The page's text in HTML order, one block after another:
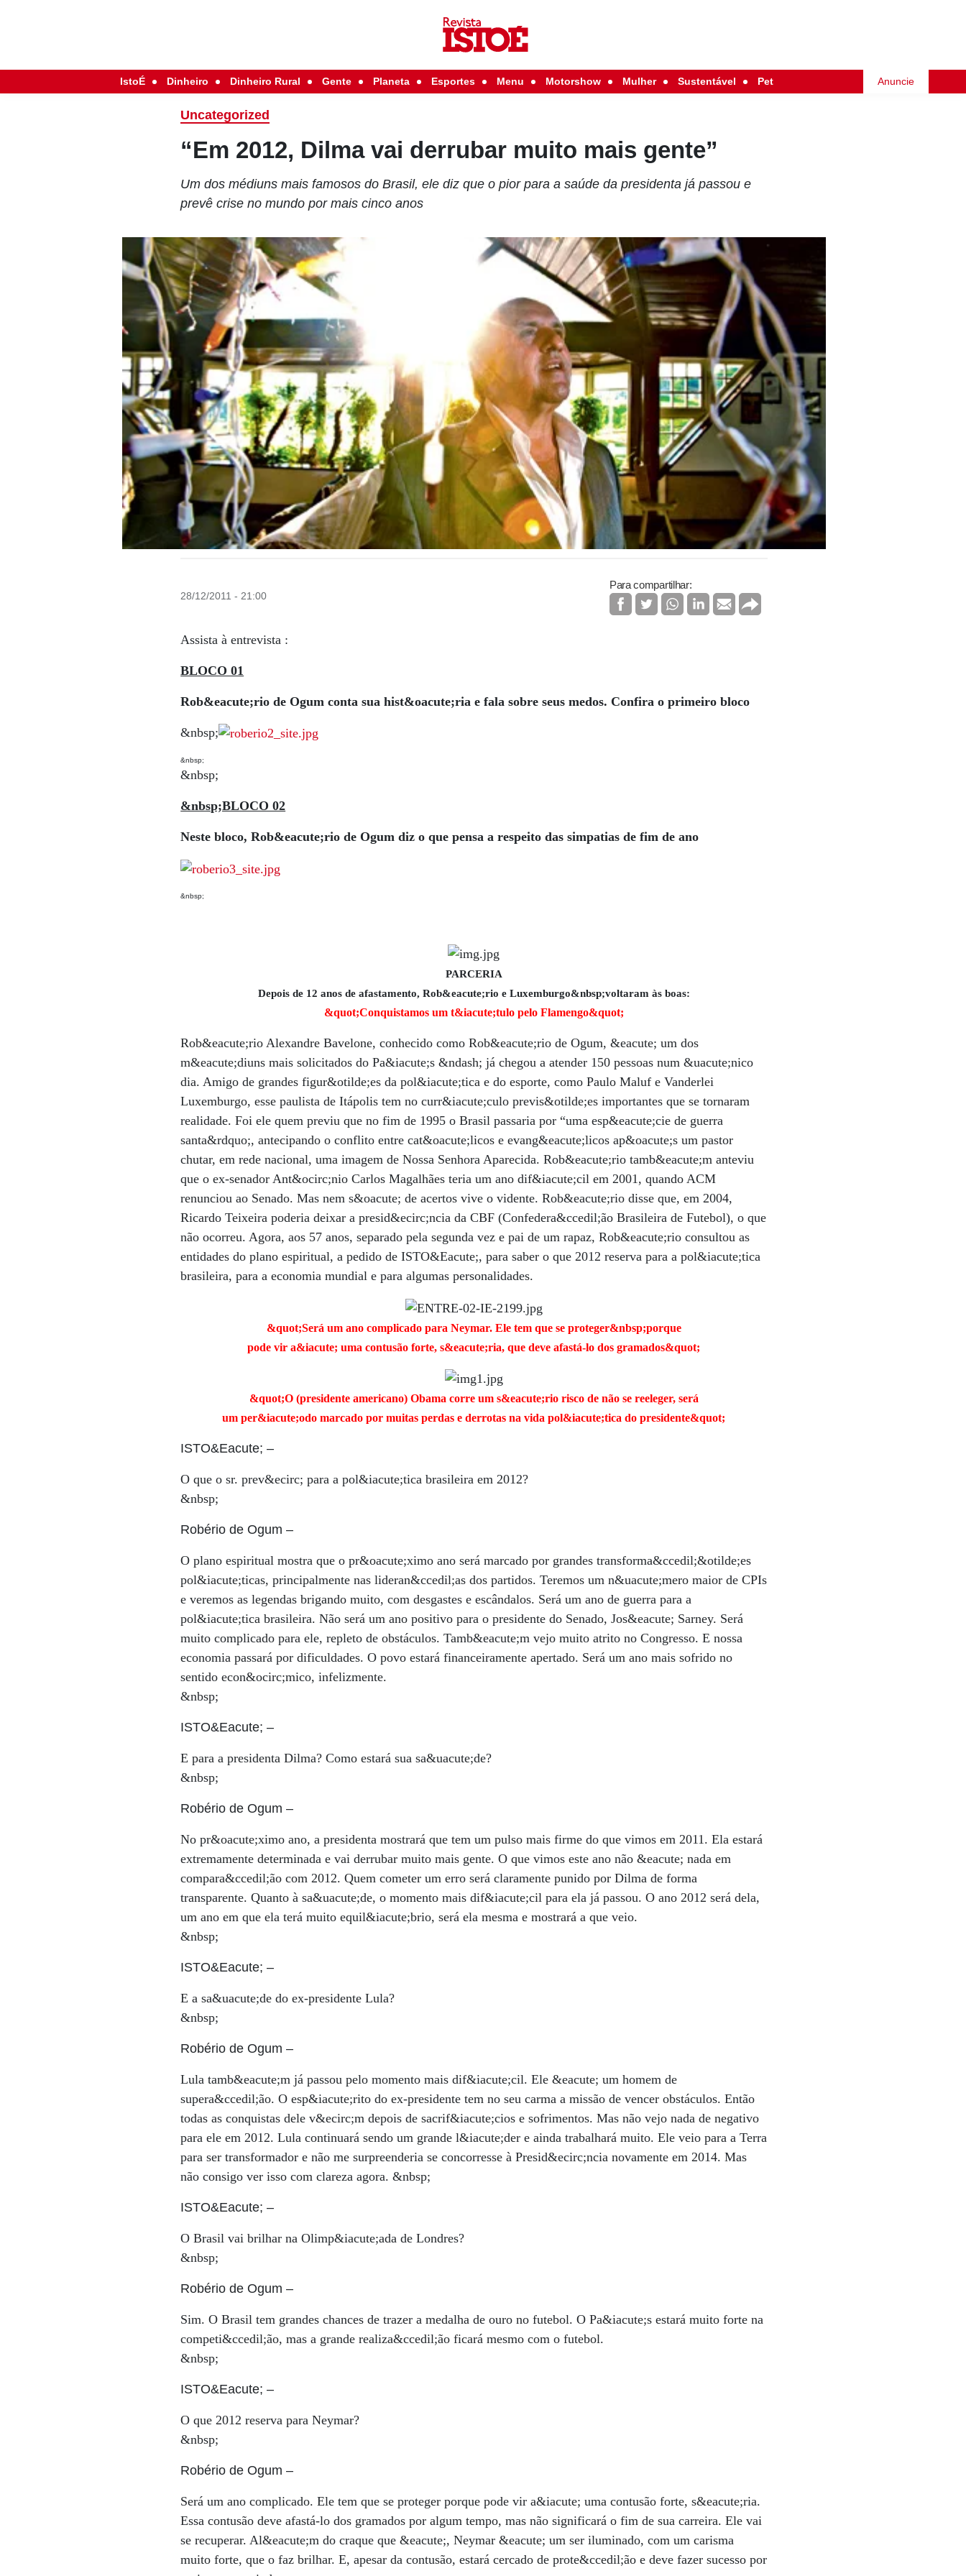
IstoÉ Dinheiro Dinheiro Rural Gente Planeta Esportes Menu Motorshow Mulher Sustentável Pet Anuncie
Uncategorized
“Em 2012, Dilma vai derrubar muito mais gente”
Um dos médiuns mais famosos do Brasil, ele diz que o pior para a saúde da presidenta já passou e
prevê crise no mundo por mais cinco anos
28/12/2011 - 21:00
Para compartilhar:
Assista à entrevista :
BLOCO 01
Rob&eacute;rio de Ogumconta sua hist&oacute;ria e fala sobre seus medos. Confira o primeiro bloco
&nbsp;
&nbsp;
&nbsp;
&nbsp;BLOCO 02
Neste bloco, Rob&eacute;rio de Ogum diz o que pensa a respeito das simpatias de fim de ano
&nbsp;
PARCERIA
Depois de 12 anos de afastamento, Rob&eacute;rio e Luxemburgo&nbsp;voltaram às boas:
&quot;Conquistamos um t&iacute;tulo pelo Flamengo&quot;
Rob&eacute;rio Alexandre Bavelone, conhecido como Rob&eacute;rio de Ogum, &eacute; um dos
m&eacute;diuns mais solicitados do Pa&iacute;s &ndash; já chegou a atender 150 pessoas num &uacute;nico
dia. Amigo de grandes figur&otilde;es da pol&iacute;tica e do esporte, como Paulo Maluf e Vanderlei
Luxemburgo, esse paulista de Itápolis tem no curr&iacute;culo previs&otilde;es importantes que se tornaram
realidade. Foi ele quem previu que no fim de 1995 o Brasil passaria por “uma esp&eacute;cie de guerra
santa&rdquo;, antecipando o conflito entre cat&oacute;licos e evang&eacute;licos ap&oacute;s um pastor
chutar, em rede nacional, uma imagem de Nossa Senhora Aparecida. Rob&eacute;rio tamb&eacute;m anteviu
que o ex-senador Ant&ocirc;nio Carlos Magalhães teria um ano dif&iacute;cil em 2001, quando ACM
renunciou ao Senado. Mas nem s&oacute; de acertos vive o vidente. Rob&eacute;rio disse que, em 2004,
Ricardo Teixeira poderia deixar a presid&ecirc;ncia da CBF (Confedera&ccedil;ão Brasileira de Futebol), o que
não ocorreu. Agora, aos 57 anos, separado pela segunda vez e pai de um rapaz, Rob&eacute;rio consultou as
entidades do plano espiritual, a pedido de ISTO&Eacute;, para saber o que 2012 reserva para a pol&iacute;tica
brasileira, para a economia mundial e para algumas personalidades.
&quot;Será um ano complicado para Neymar. Ele tem que se proteger&nbsp;porque
pode vir a&iacute; uma contusão forte, s&eacute;ria, que deve afastá-lo dos gramados&quot;
&quot;O (presidente americano) Obama corre um s&eacute;rio risco de não se reeleger, será
um per&iacute;odo marcado por muitas perdas e derrotas na vida pol&iacute;tica do presidente&quot;
ISTO&Eacute; –
O que o sr. prev&ecirc; para a pol&iacute;tica brasileira em 2012?
&nbsp;
Robério de Ogum –
O plano espiritual mostra que o pr&oacute;ximo ano será marcado por grandes transforma&ccedil;&otilde;es
pol&iacute;ticas, principalmente nas lideran&ccedil;as dos partidos. Teremos um n&uacute;mero maior de CPIs
e veremos as legendas brigando muito, com desgastes e escândalos. Será um ano de guerra para a
pol&iacute;tica brasileira. Não será um ano positivo para o presidente do Senado, Jos&eacute; Sarney. Será
muito complicado para ele, repleto de obstáculos. Tamb&eacute;m vejo muito atrito no Congresso. E nossa
economia passará por dificuldades. O povo estará financeiramente apertado. Será um ano mais sofrido no
sentido econ&ocirc;mico, infelizmente.
&nbsp;
ISTO&Eacute; –
E para a presidenta Dilma? Como estará sua sa&uacute;de?
&nbsp;
Robério de Ogum –
No pr&oacute;ximo ano, a presidenta mostrará que tem um pulso mais firme do que vimos em 2011. Ela estará
extremamente determinada e vai derrubar muito mais gente. O que vimos este ano não &eacute; nada em
compara&ccedil;ão com 2012. Quem cometer um erro será claramente punido por Dilma de forma
transparente. Quanto à sa&uacute;de, o momento mais dif&iacute;cil para ela já passou. O ano 2012 será dela,
um ano em que ela terá muito equil&iacute;brio, será ela mesma e mostrará a que veio.
&nbsp;
ISTO&Eacute; –
E a sa&uacute;de do ex-presidente Lula?
&nbsp;
Robério de Ogum –
Lula tamb&eacute;m já passou pelo momento mais dif&iacute;cil. Ele &eacute; um homem de
supera&ccedil;ão. O esp&iacute;rito do ex-presidente tem no seu carma a missão de vencer obstáculos. Então
todas as conquistas dele v&ecirc;m depois de sacrif&iacute;cios e sofrimentos. Mas não vejo nada de negativo
para ele em 2012. Lula continuará sendo um grande l&iacute;der e ainda trabalhará muito. Ele veio para a Terra
para ser transformador e não me surpreenderia se concorresse à Presid&ecirc;ncia novamente em 2014. Mas
não consigo ver isso com clareza agora. &nbsp;
ISTO&Eacute; –
O Brasil vai brilhar na Olimp&iacute;ada de Londres?
&nbsp;
Robério de Ogum –
Sim. O Brasil tem grandes chances de trazer a medalha de ouro no futebol. O Pa&iacute;s estará muito forte na
competi&ccedil;ão, mas a grande realiza&ccedil;ão ficará mesmo com o futebol.
&nbsp;
ISTO&Eacute; –
O que 2012 reserva para Neymar?
&nbsp;
Robério de Ogum –
Será um ano complicado. Ele tem que se proteger porque pode vir a&iacute; uma contusão forte, s&eacute;ria.
Essa contusão deve afastá-lo dos gramados por algum tempo, mas não significará o fim de sua carreira. Ele vai
se recuperar. Al&eacute;m do craque que &eacute;, Neymar &eacute; um ser iluminado, com um carisma
muito forte, que o faz brilhar. E, apesar da contusão, estará cercado de prote&ccedil;ão e deve fazer sucesso por